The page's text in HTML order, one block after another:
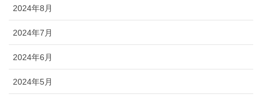
2024年8月
2024年7月
2024年6月
2024年5月